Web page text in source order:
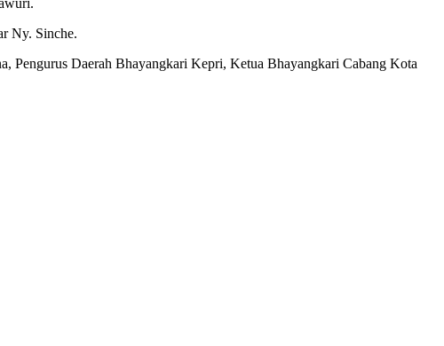
Ny. Sinche.
Pengurus Daerah Bhayangkari Kepri, Ketua Bhayangkari Cabang Kota